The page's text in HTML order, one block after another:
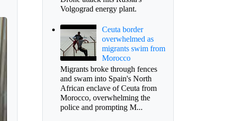
Volgograd energy plant.
Ceuta border
overwhelmed as
migrants swim from
Morocco
Migrants broke through fences
and swam into Spain's North
African enclave of Ceuta from
Morocco, overwhelming the
police and prompting M...